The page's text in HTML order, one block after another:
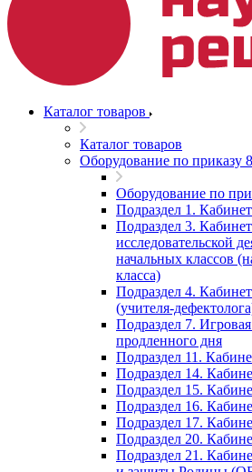
Каталог товаров
Каталог товаров
Оборудование по приказу
Оборудование по
Подраздел 1.
Подраздел 3.
исследовательской
начальных классов
класса)
Подраздел 4.
(учителя-
Подраздел 7.
продленного дня
Подраздел 11.
Подраздел 14.
Подраздел 15.
Подраздел 16.
Подраздел 17.
Подраздел 20.
Подраздел 21.